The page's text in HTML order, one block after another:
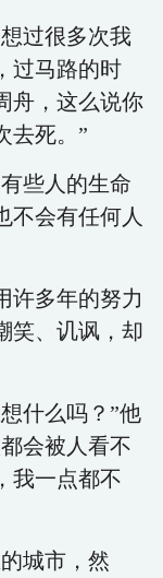
过很多次我
过马路的时
舟，这么说你
去死。”
些人的生命
不会有任何人
许多年的努力
笑、讥讽，却
什么吗？”他
会被人看不
我一点都不
城市，然